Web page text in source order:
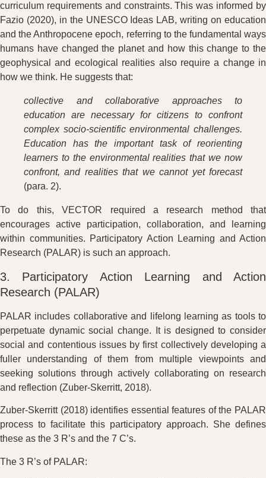
curriculum requirements and constraints. This was informed by
Fazio (2020), in the UNESCO Ideas LAB, writing on education
and the Anthropocene epoch, referring to the fundamental ways
humans have changed the planet and how this change to the
geophysical and ecological realities also require a change in
how we think. He suggests that:
collective and collaborative approaches to
education are necessary for citizens to confront
complex socio-scientific environmental challenges.
Education has the important task of reorienting
learners to the environmental realities that we now
confront, and realities that we cannot yet forecast
(para. 2).
To do this, VECTOR required a research method that
encourages active participation, collaboration, and learning
within communities. Participatory Action Learning and Action
Research (PALAR) is such an approach.
3. Participatory Action Learning and Action
Research (PALAR)
PALAR includes collaborative and lifelong learning as tools to
perpetuate dynamic social change. It is designed to consider
social and contentious issues by first collectively developing a
fuller understanding of them from multiple viewpoints and
seeking solutions through actively collaborating on research
and reflection (Zuber-Skerritt, 2018).
Zuber-Skerritt (2018) identifies essential features of the PALAR
process to facilitate this participatory approach. She defines
these as the 3 R’s and the 7 C’s.
The 3 R’s of PALAR: